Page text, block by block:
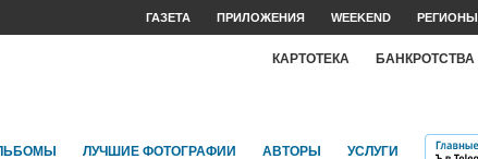
ГАЗЕТА ПРИЛОЖЕНИЯ WEEKEND РЕГИОНЫ
КАРТОТЕКА БАНКРОТСТВА
ЛУЧШИЕ ФОТОГРАФИИ АВТОРЫ УСЛУГИ